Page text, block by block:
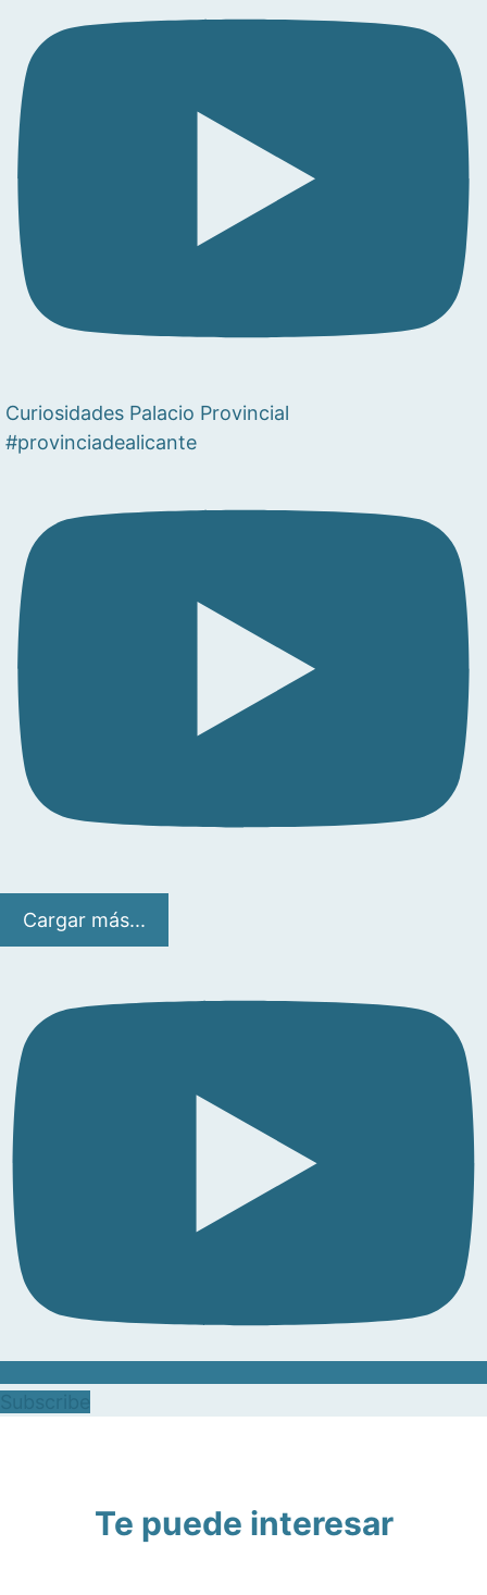
Curiosidades Palacio Provincial
#provinciadealicante
Cargar más...
Te puede interesar